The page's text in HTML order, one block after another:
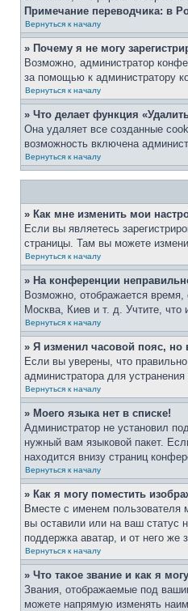
Примечание переводчика: в
Вернуться к началу
» Почему я не могу
Возможно, администратор
за помощью к администратору
Вернуться к началу
» Что делает функция
Она удаляет все созданные
возможность включена
Вернуться к началу
» Как мне изменить мои
Если вы являетесь
страницы. Там вы можете
Вернуться к началу
» На конференции
Возможно, отображается время,
Москва, Киев и т. д. Учтите, что
Вернуться к началу
» Я изменил часовой пояс, но
Если вы уверены, что
администратора для
Вернуться к началу
» Моего языка нет в списке!
Администратор не установил
нужный вам языковой пакет.
находится внизу страниц
Вернуться к началу
» Как я могу поместить
Вместе с именем пользователя
вы оставили или на ваш статус
поддержка аватар, и от него же
Вернуться к началу
» Что такое звание и как я
Звания, отображаемые под
можете напрямую изменять